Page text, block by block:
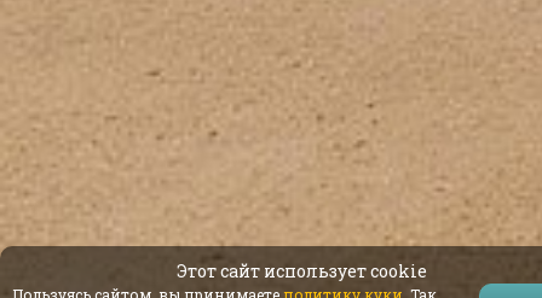
Этот сайт использует cookie